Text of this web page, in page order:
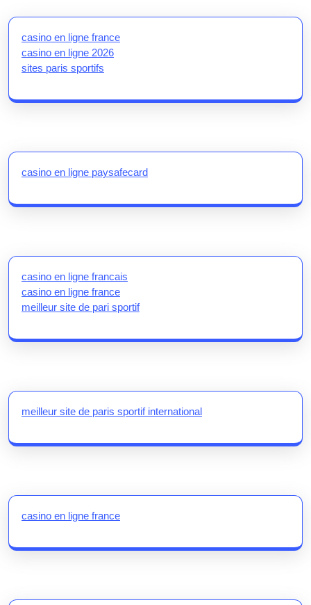
casino en ligne france
casino en ligne 2026
sites paris sportifs
casino en ligne paysafecard
casino en ligne francais
casino en ligne france
meilleur site de pari sportif
meilleur site de paris sportif international
casino en ligne france